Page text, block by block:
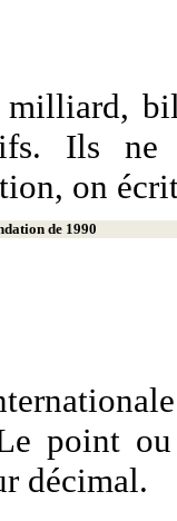
Ils ne
on
de 1990
point
décimal.